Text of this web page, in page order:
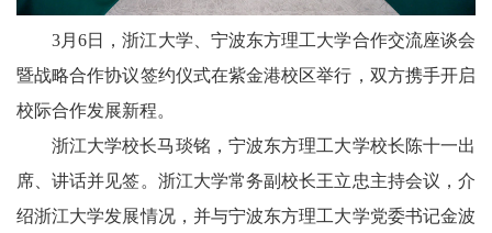
3月6日，浙江大学、宁波东方理工大学合作交流座谈会
暨战略合作协议签约仪式在紫金港校区举行，双方携手开启
校际合作发展新程。
浙江大学校长马琰铭，宁波东方理工大学校长陈十一出
席、讲话并见签。浙江大学常务副校长王立忠主持会议，介
绍浙江大学发展情况，并与宁波东方理工大学党委书记金波